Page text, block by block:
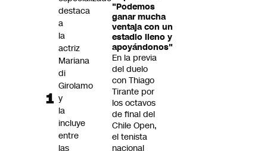
CNN tiempo
"Podemos
ganar mucha
ventaja con un
estadio lleno y
apoyándonos"
En la previa
del duelo
con Thiago
Tirante por
los octavos
de final del
Chile Open,
el tenista
nacional
destaca
a
la
actriz
Mariana
di
Girolamo
y
la
incluye
entre
las